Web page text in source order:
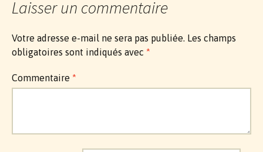
Laisser un commentaire
Votre adresse e-mail ne sera pas publiée. Les champs
obligatoires sont indiqués avec *
Commentaire *